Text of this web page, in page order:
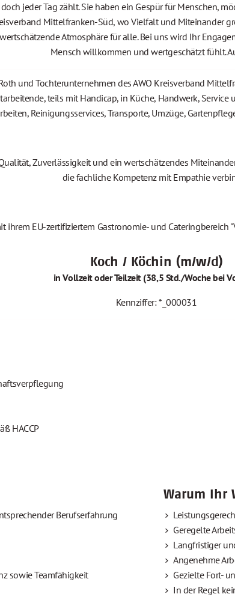
jeder Tag zählt. Sie haben ein Gespür für Menschen,
Mittelfranken-Süd, wo Vielfalt und Miteinander
Atmosphäre für alle. Bei uns wird Ihr
Mensch willkommen und wertgeschätzt fühlt.
und Tochterunternehmen des AWO Kreisverband
teils mit Handicap, in Küche, Handwerk,
Reinigungsservices, Transporte, Umzüge,
Zuverlässigkeit und ein wertschätzendes
die fachliche Kompetenz mit Empathie
ihrem EU-zertifiziertem Gastronomie- und Cateringbereich
Koch / Köchin (m/w/d)
in Vollzeit oder Teilzeit (38,5 Std./Woche bei
Kennziffer: *_000031
HACCP
Berufserfahrung
sowie Teamfähigkeit
Warum Ihr
Geregelte
Langfristiger
Angenehme
Gezielte Fort-
In der Regel